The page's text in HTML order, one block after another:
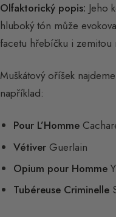
Olfaktorický popis: Jeho
hluboký tón může
facetu hřebíčku i zemitou
Muškátový oříšek
například:
Pour L’Homme
Vétiver Guerlain
Opium pour Homme
Tubéreuse Criminelle